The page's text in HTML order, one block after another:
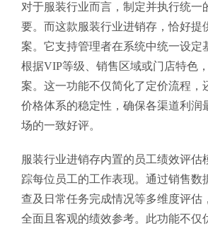
对于服装行业而言，制定并执行统一
要。而这款服装行业进销存，恰好提
案。它支持管理者在系统中统一设定
根据VIP等级、销售区域或门店特色
案。这一功能不仅简化了定价流程，
价格体系的稳定性，确保各渠道利润
场的一致好评。
服装行业进销存内置的员工绩效评估
踪每位员工的工作表现。通过销售数
查及日常任务完成情况等多维度评估
全面且客观的绩效参考。此功能不仅